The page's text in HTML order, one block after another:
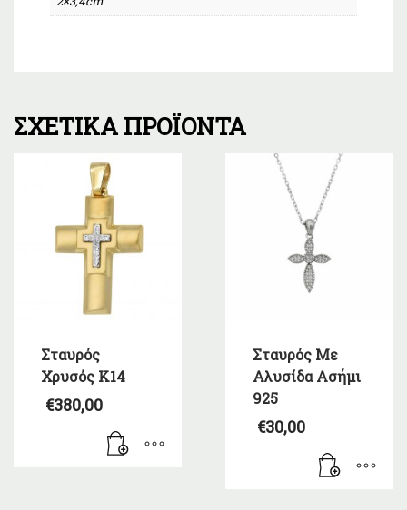
ΣΧΕΤΙΚΆ ΠΡΟΪΌΝΤΑ
Σταυρός
Χρυσός Κ14
€380,00
Σταυρός Με
Αλυσίδα Ασήμι
925
€30,00